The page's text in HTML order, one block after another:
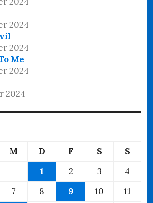
2024
2024
Me
2024
2024
M D F S
S
1
2 3
4
7 8 9 10 11